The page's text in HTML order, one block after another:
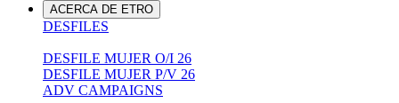
ACERCA DE ETRO
DESFILES
DESFILE MUJER O/I 26
DESFILE MUJER P/V 26
ADV CAMPAIGNS